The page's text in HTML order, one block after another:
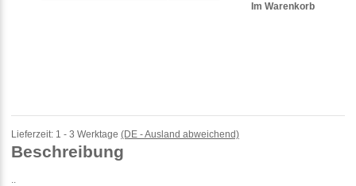
Im Warenkorb
Lieferzeit: 1 - 3 Werktage (DE - Ausland abweichend)
Beschreibung